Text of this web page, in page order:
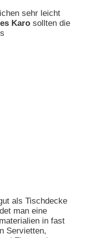
sehr leicht
Karo sollten die
als Tischdecke
man eine
in fast
Servietten,